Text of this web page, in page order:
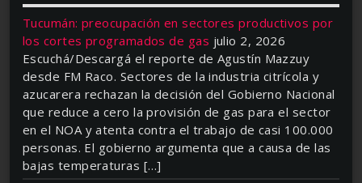
Tucumán: preocupación en sectores productivos por
los cortes programados de gas julio 2, 2026
Escuchá/Descargá el reporte de Agustín Mazzuy
desde FM Raco. Sectores de la industria citrícola y
azucarera rechazan la decisión del Gobierno Nacional
que reduce a cero la provisión de gas para el sector
en el NOA y atenta contra el trabajo de casi 100.000
personas. El gobierno argumenta que a causa de las
bajas temperaturas […]